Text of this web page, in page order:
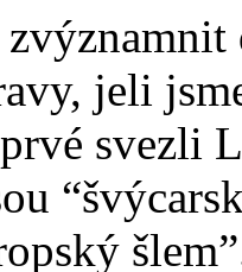
jeli
svezli